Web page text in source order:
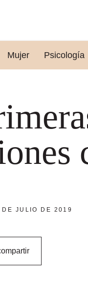
Mujer Psicología
DE JULIO DE 2019